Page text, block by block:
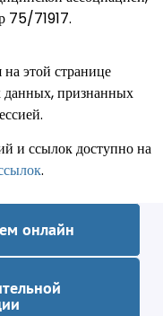
75/71917.
этой странице
данных, признанных
и ссылок доступно на
.
онлайн